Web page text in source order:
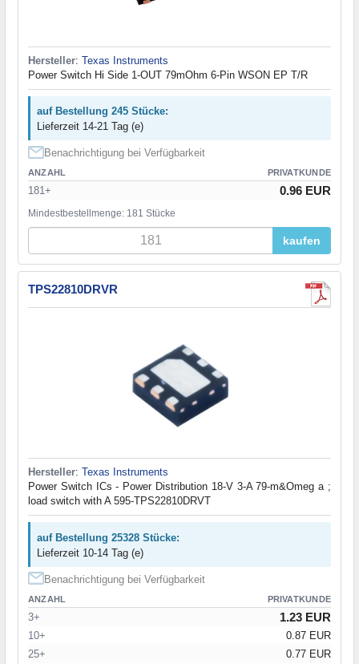
Hersteller: Texas Instruments
Power Switch Hi Side 1-OUT 79mOhm 6-Pin WSON EP T/R
auf Bestellung 245 Stücke:
Lieferzeit 14-21 Tag (e)
Benachrichtigung bei Verfügbarkeit
ANZAHL PRIVATKUNDE
181+ 0.96 EUR
Mindestbestellmenge: 181 Stücke
kaufen
TPS22810DRVR
Hersteller: Texas Instruments
Power Switch ICs - Power Distribution 18-V 3-A 79-m&Omeg a ;
load switch with A 595-TPS22810DRVT
auf Bestellung 25328 Stücke:
Lieferzeit 10-14 Tag (e)
Benachrichtigung bei Verfügbarkeit
ANZAHL PRIVATKUNDE
3+ 1.23 EUR
10+
0.87 EUR
25+
0.77 EUR